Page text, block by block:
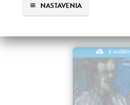
NASTAVENIA
E-AUDIO